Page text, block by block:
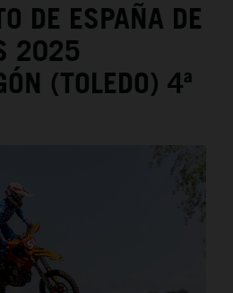
DE ESPAÑA DE
2025
(TOLEDO) 4ª